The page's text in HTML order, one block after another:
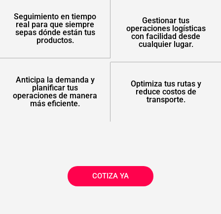
Seguimiento en tiempo
real para que siempre
sepas dónde están tus
productos.
Gestionar tus
operaciones logísticas
con facilidad desde
cualquier lugar.
Anticipa la demanda y
planificar tus
operaciones de manera
más eficiente.
Optimiza tus rutas y
reduce costos de
transporte.
COTIZA YA